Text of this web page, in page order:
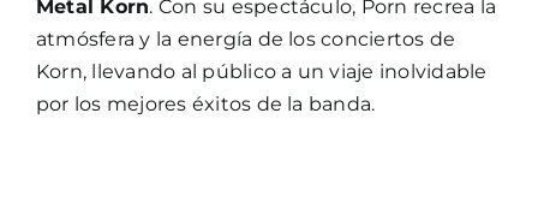
Metal Korn. Con su espectáculo, Porn recrea la
atmósfera y la energía de los conciertos de
Korn, llevando al público a un viaje inolvidable
por los mejores éxitos de la banda.